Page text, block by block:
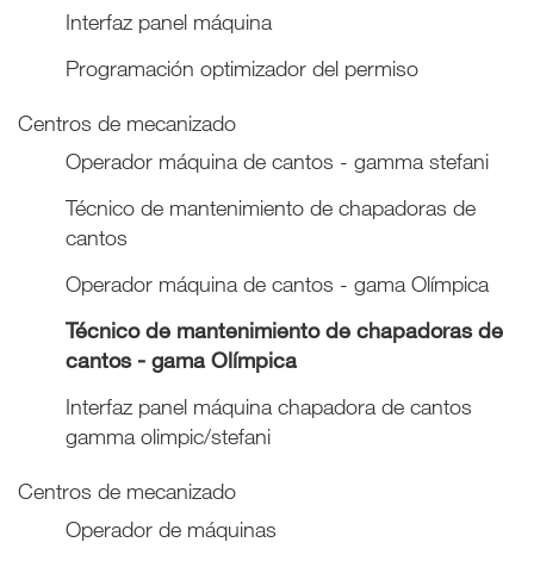
Interfaz panel máquina
Programación optimizador del permiso
Centros de mecanizado
Operador máquina de cantos - gamma stefani
Técnico de mantenimiento de chapadoras de
cantos
Operador máquina de cantos - gama Olímpica
Técnico de mantenimiento de chapadoras de
cantos - gama Olímpica
Interfaz panel máquina chapadora de cantos
gamma olimpic/stefani
Centros de mecanizado
Operador de máquinas